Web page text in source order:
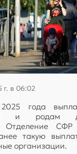
г. в 06:02
года
и родам
Отделение
такую
организации.